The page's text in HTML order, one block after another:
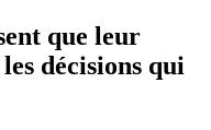
que leur
décisions qui